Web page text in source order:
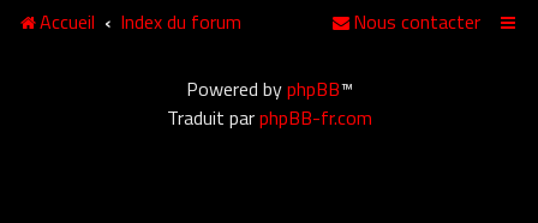
Accueil Index du forum Nous contacter
Powered byphpBB™
Traduit parphpBB-fr.com